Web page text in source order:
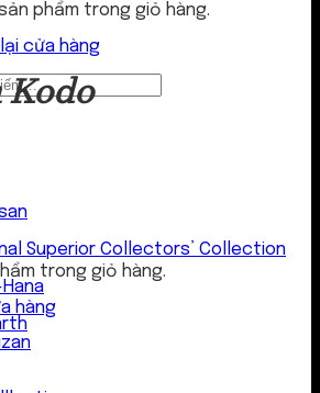
phẩm trong giỏ hàng.
cửa hàng
trong giỏ hàng.
hàng
Superior Collectors’ Collection